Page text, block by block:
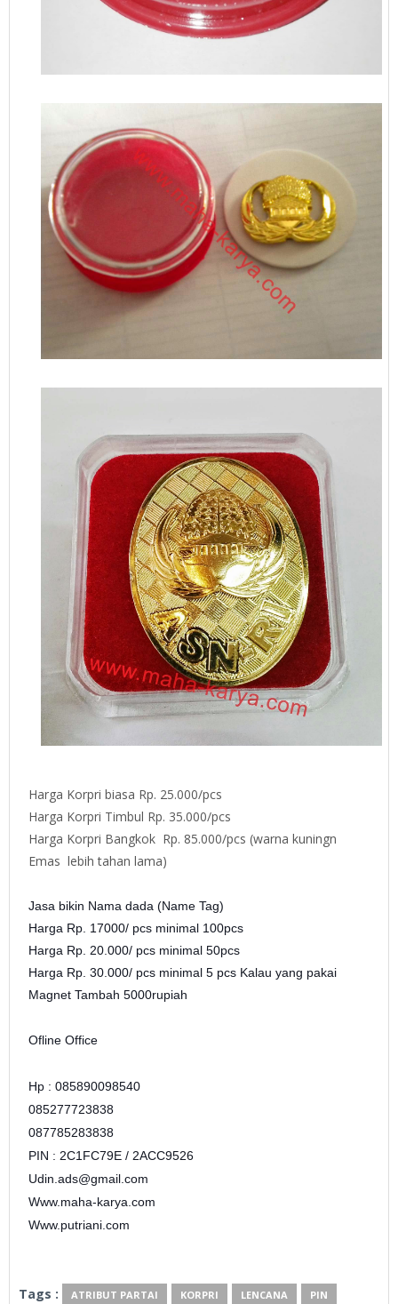
Harga Korpri biasa Rp. 25.000/pcs
Harga Korpri Timbul Rp. 35.000/pcs
Harga Korpri Bangkok Rp. 85.000/pcs (warna kuningn
Emas lebih tahan lama)
Jasa bikin Nama dada (Name Tag)
Harga Rp. 17000/ pcs minimal 100pcs
Harga Rp. 20.000/ pcs minimal 50pcs
Harga Rp. 30.000/ pcs minimal 5 pcs Kalau yang pakai
Magnet Tambah 5000rupiah
Ofline Office
Hp : 085890098540
085277723838
087785283838
PIN : 2C1FC79E / 2ACC9526
Udin.ads@gmail.com
Www.maha-karya.com
Www.putriani.com
Tags : ATRIBUT PARTAI KORPRI LENCANA PIN